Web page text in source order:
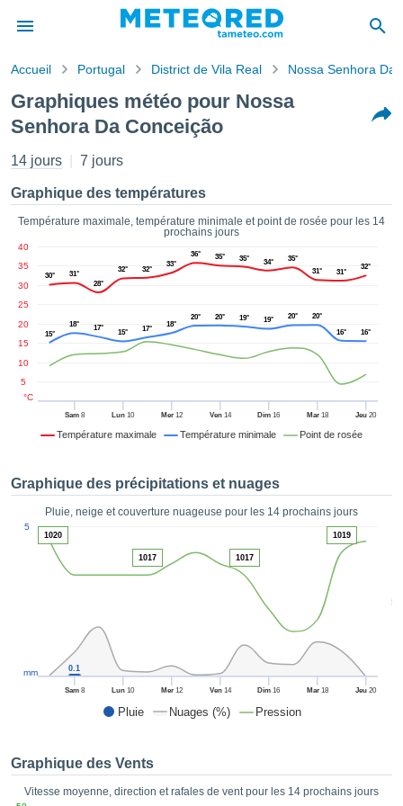
de
a
des
Vous
les
:
les
des
de
sur
ACCEPTER
CONTINUER
Accueil Portugal District de Vila Real Nossa Senhora Da
Graphiques météo pour Nossa
Senhora Da Conceição
14 jours 7 jours
Graphique des températures
Température maximale, température minimale et point de rosée pour les 14
prochains jours
Température maximale Température minimale Point de rosée
Sam8 Lun 10 Mer12 Ven14 Dim 16 Mar18 Jeu 20
5
10
15
20
25
30
35
40
°C
30°
31°
28°
32° 32°
33°
36° 35° 35° 34°
35°
31°
31°
32°
15°
18° 17°
15° 17°
18°
20° 20° 19° 19° 20°
20°
16°
16°
Graphique des précipitations et nuages
Pluie, neige et couverture nuageuse pour les 14 prochains jours
Pluie Nuages (%) Pression
50
Sam8 Lun 10 Mer12 Ven14 Dim 16 Mar18 Jeu 20
5
mm 0.1
1020
1017 1017
1019
Graphique des Vents
Vitesse moyenne, direction et rafales de vent pour les 14 prochains jours